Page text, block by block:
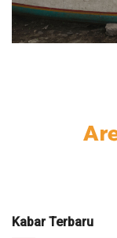
Kabar Terbaru